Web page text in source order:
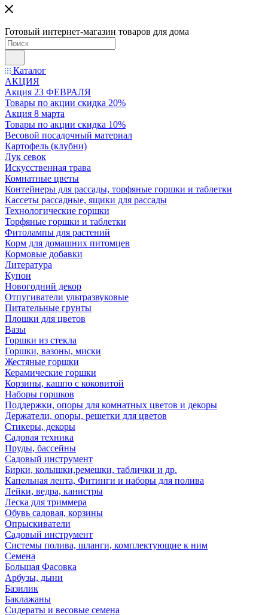
Готовый интернет-магазин товаров для дома
Каталог
АКЦИЯ
Акция 23 ФЕВРАЛЯ
Товары по акции скидка 20%
Акция 8 марта
Товары по акции скидка 10%
Весовой посадочный материал
Картофель (клубни)
Лук севок
Искусственная трава
Комнатные цветы
Контейнеры для рассады, торфяные горшки и таблетки
Кассеты рассадные, ящики для рассады
Технологические горшки
Торфяные горшки и таблетки
Фитолампы для растений
Корм для домашних питомцев
Кормовые добавки
Литература
Купон
Новогодний декор
Отпугиватели ультразвуковые
Питательные грунты
Плошки для цветов
Вазы
Горшки из стекла
Горшки, вазоны, миски
Жестяные горшки
Керамические горшки
Корзины, кашпо с коковитой
Наборы горшков
Поддержки, опоры для комнатных цветов и декоры
Держатели, опоры, решетки для цветов
Стикеры, декоры
Садовая техника
Пруды, бассейны
Садовый инструмент
Бирки, колышки,ремешки, таблички и др.
Капельная лента, Фитинги и наборы для полива
Лейки, ведра, канистры
Леска для триммера
Обувь садовая, корзины
Опрыскиватели
Садовый инструмент
Системы полива, шланги, комплектующие к ним
Семена
Большая Фасовка
Арбузы, дыни
Базилик
Баклажаны
Сидераты и весовые семена